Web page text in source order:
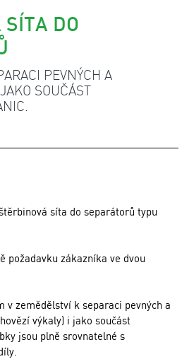
DO
PEVNÝCH A
SOUČÁST
síta do separátorů typu
požadavku zákazníka ve dvou
v zemědělství k separaci pevných a
výkaly) i jako součást
jsou plně srovnatelné s